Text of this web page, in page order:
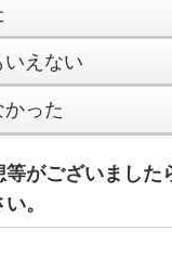
いえない
った
等がございました
。